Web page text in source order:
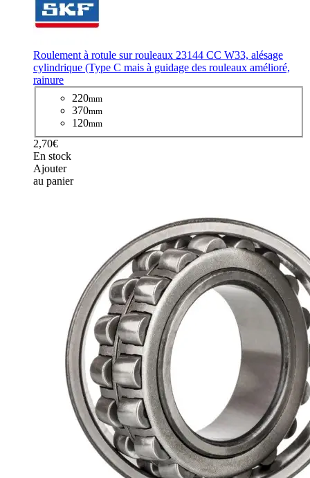
Roulement à rotule sur rouleaux 23144 CC W33, alésage
cylindrique (Type C mais à guidage des rouleaux amélioré,
rainure
220mm
370mm
120mm
2,70€
En stock
Ajouter
au panier